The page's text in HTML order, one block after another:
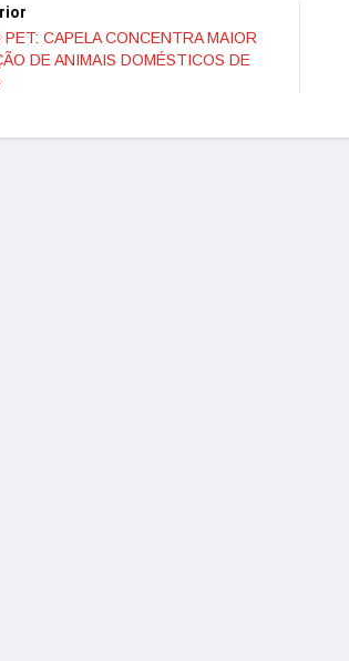
PET: CAPELA CONCENTRA MAIOR
DE ANIMAIS DOMÉSTICOS DE